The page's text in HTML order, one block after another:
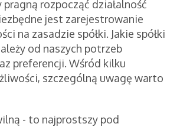
pragną rozpocząć działalność
jest zarejestrowanie
na zasadzie spółki. Jakie spółki
od naszych potrzeb
preferencji. Wśród kilku
szczególną uwagę warto
- to najprostszy pod